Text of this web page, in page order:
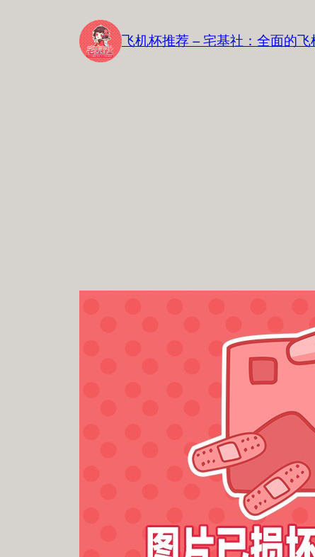
飞机杯推荐 – 宅基社：全面的